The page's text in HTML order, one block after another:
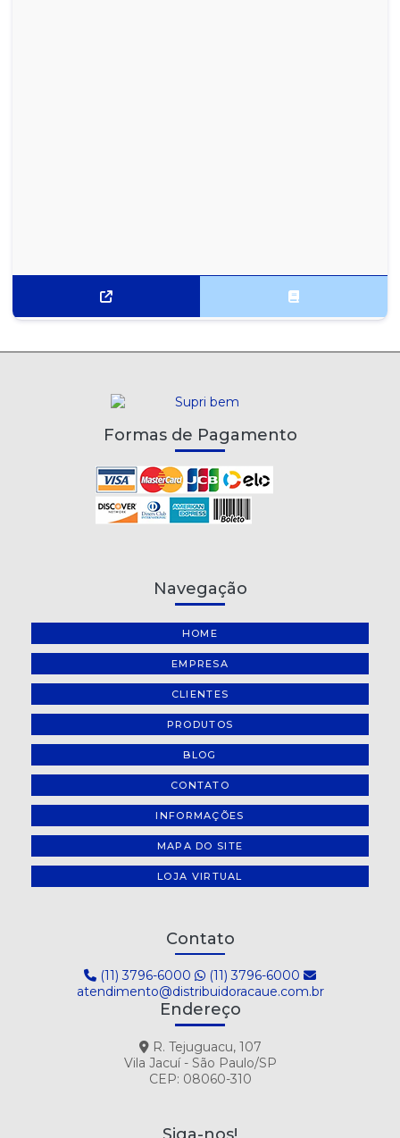
Formas de Pagamento
Navegação
HOME
EMPRESA
CLIENTES
PRODUTOS
BLOG
CONTATO
INFORMAÇÕES
MAPA DO SITE
LOJA VIRTUAL
Contato
(11) 3796-6000
(11) 3796-6000
atendimento@distribuidoracaue.com.br
Endereço
R. Tejuguacu, 107
Vila Jacuí - São Paulo/SP
CEP: 08060-310